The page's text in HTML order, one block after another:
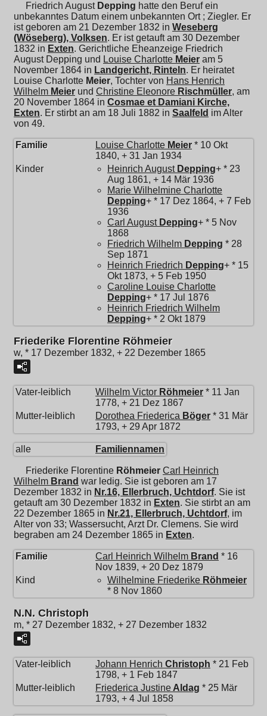
Friedrich August Depping hatte den Beruf ein
unbekanntes Datum einem unbekannten Ort ; Ziegler. Er
ist geboren am 21 Dezember 1832 in Weseberg
(Wöseberg), Volksen. Er ist getauft am 30 Dezember
1832 in Exten. Gerichtliche Eheanzeige Friedrich
August Depping und Louise Charlotte Meier am 5
November 1864 in Landgericht, Rinteln. Er heiratet
Louise Charlotte Meier, Tochter von Hans Henrich
Wilhelm Meier und Christine Eleonore Rischmüller, am
20 November 1864 in Cosmae et Damiani Kirche,
Exten. Er stirbt an am 18 Juli 1882 in Saalfeld im Alter
von 49.
Familie Louise Charlotte Meier * 10 Okt
1840, + 31 Jan 1934
Kinder
Heinrich August Depping+ * 23
Aug 1861, + 14 Mär 1936
Marie Wilhelmine Charlotte
Depping+ * 17 Dez 1864, + 7 Feb
1936
Carl August Depping+ * 5 Nov
1868
Friedrich Wilhelm Depping * 28
Sep 1871
Heinrich Friedrich Depping+ * 15
Okt 1873, + 5 Feb 1950
Caroline Louise Charlotte
Depping+ * 17 Jul 1876
Heinrich Friedrich Wilhelm
Depping+ * 2 Okt 1879
Friederike Florentine Röhmeier
w, * 17 Dezember 1832, + 22 Dezember 1865
Vater-leiblich Wilhelm Victor Röhmeier * 11 Jan
1778, + 21 Dez 1867
Mutter-leiblich
Dorothea Friederica Böger * 31 Mär
1793, + 29 Apr 1872
alle Familiennamen
Friederike Florentine Röhmeier Carl Heinrich
Wilhelm Brand war ledig. Sie ist geboren am 17
Dezember 1832 in Nr.16, Ellerbruch, Uchtdorf. Sie ist
getauft am 30 Dezember 1832 in Exten. Sie stirbt an am
22 Dezember 1865 in Nr.21, Ellerbruch, Uchtdorf, im
Alter von 33; Wassersucht, Arzt Dr. Clemens. Sie wird
begraben am 24 Dezember 1865 in Exten.
Familie Carl Heinrich Wilhelm Brand * 16
Nov 1839, + 20 Dez 1879
Kind
Wilhelmine Friederike Röhmeier
* 8 Nov 1860
N.N. Christoph
m, * 27 Dezember 1832, + 27 Dezember 1832
Vater-leiblich Johann Henrich Christoph * 21 Feb
1798, + 1 Feb 1847
Mutter-leiblich
Friederica Justine Aldag * 25 Mär
1793, + 4 Jul 1858